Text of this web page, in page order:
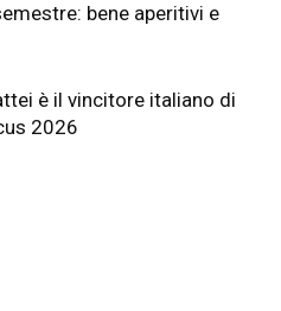
bene aperitivi e
è il vincitore italiano di
2026